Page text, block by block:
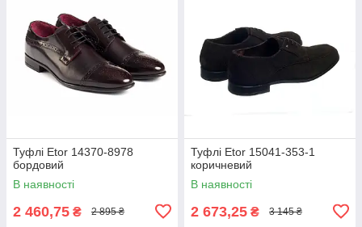
Туфлі Etor 14370-8978
бордовий
В наявності
2 460,75 ₴ 2 895 ₴
Туфлі Etor 15041-353-1
коричневий
В наявності
2 673,25 ₴ 3 145 ₴